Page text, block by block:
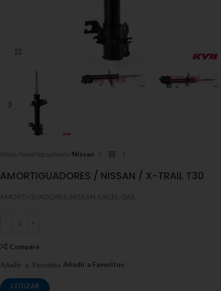
Inicio Amortiguadores Nissan
AMORTIGUADORES / NISSAN / X-TRAIL T30
AMORTIGUADORES, NISSAN, EXCEL-GAS
Compare
COTIZAR